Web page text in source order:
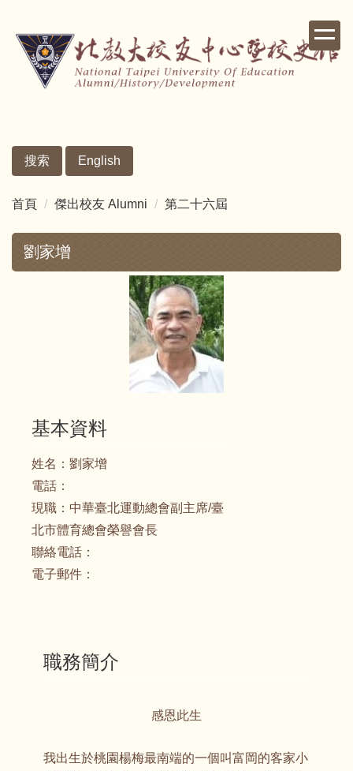
到
搜索 English
首頁 傑出校友 Alumni 第二十六屆
劉家增
基本資料
姓名： 劉家增
電話：
現職： 中華臺北運動總會副主席/臺
北市體育總會榮譽會長
聯絡電話：
電子郵件：
職務簡介
感恩此生
我出生於桃園楊梅最南端的一個叫富岡的客家小